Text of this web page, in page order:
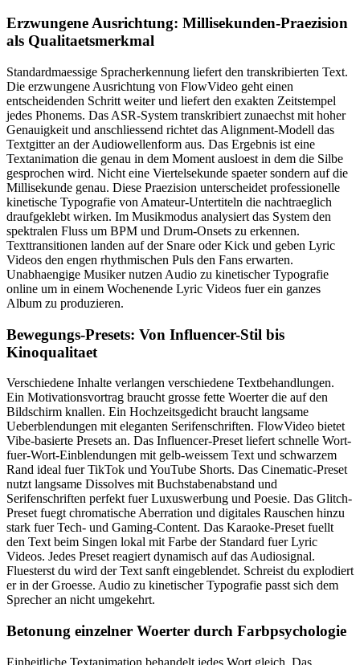
Erzwungene Ausrichtung: Millisekunden-Praezision
als Qualitaetsmerkmal
Standardmaessige Spracherkennung liefert den transkribierten Text.
Die erzwungene Ausrichtung von FlowVideo geht einen
entscheidenden Schritt weiter und liefert den exakten Zeitstempel
jedes Phonems. Das ASR-System transkribiert zunaechst mit hoher
Genauigkeit und anschliessend richtet das Alignment-Modell das
Textgitter an der Audiowellenform aus. Das Ergebnis ist eine
Textanimation die genau in dem Moment ausloest in dem die Silbe
gesprochen wird. Nicht eine Viertelsekunde spaeter sondern auf die
Millisekunde genau. Diese Praezision unterscheidet professionelle
kinetische Typografie von Amateur-Untertiteln die nachtraeglich
draufgeklebt wirken. Im Musikmodus analysiert das System den
spektralen Fluss um BPM und Drum-Onsets zu erkennen.
Texttransitionen landen auf der Snare oder Kick und geben Lyric
Videos den engen rhythmischen Puls den Fans erwarten.
Unabhaengige Musiker nutzen Audio zu kinetischer Typografie
online um in einem Wochenende Lyric Videos fuer ein ganzes
Album zu produzieren.
Bewegungs-Presets: Von Influencer-Stil bis
Kinoqualitaet
Verschiedene Inhalte verlangen verschiedene Textbehandlungen.
Ein Motivationsvortrag braucht grosse fette Woerter die auf den
Bildschirm knallen. Ein Hochzeitsgedicht braucht langsame
Ueberblendungen mit eleganten Serifenschriften. FlowVideo bietet
Vibe-basierte Presets an. Das Influencer-Preset liefert schnelle Wort-
fuer-Wort-Einblendungen mit gelb-weissem Text und schwarzem
Rand ideal fuer TikTok und YouTube Shorts. Das Cinematic-Preset
nutzt langsame Dissolves mit Buchstabenabstand und
Serifenschriften perfekt fuer Luxuswerbung und Poesie. Das Glitch-
Preset fuegt chromatische Aberration und digitales Rauschen hinzu
stark fuer Tech- und Gaming-Content. Das Karaoke-Preset fuellt
den Text beim Singen lokal mit Farbe der Standard fuer Lyric
Videos. Jedes Preset reagiert dynamisch auf das Audiosignal.
Fluesterst du wird der Text sanft eingeblendet. Schreist du explodiert
er in der Groesse. Audio zu kinetischer Typografie passt sich dem
Sprecher an nicht umgekehrt.
Betonung einzelner Woerter durch Farbpsychologie
Einheitliche Textanimation behandelt jedes Wort gleich. Das